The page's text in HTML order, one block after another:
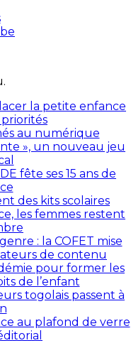
la petite enfance
au numérique
», un nouveau jeu
fête ses 15 ans de
des kits scolaires
les femmes restent
: la COFET mise
de contenu
pour former les
de l’enfant
togolais passent à
au plafond de verre